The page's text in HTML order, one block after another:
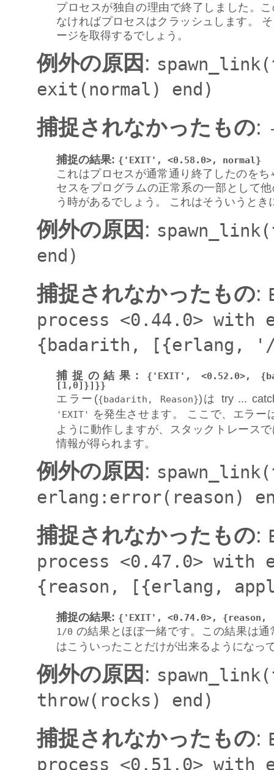
プロセスが独自の理由で終了しました。
なければプロセスはクラッシュします。
ージを取得するでしょう。
例外の原因 :
exit(normal)
end)
捕捉されなかったもの:
捕捉の結果: {'EXIT', <0.58.0>, normal}
これはプロセスが通常通り終了したのを
セスをプログラムの正常系の一部として
う時があるでしょう。 これはそういうとき
例外の原因 :
end)
捕捉されなかったもの:
process <0.44.0> with
{badarith,
[{erlang,
捕捉の結果 : {'EXIT', <0.52.0>,
[1,0]}]}}
エラー({badarith, Reason})は try ...
'EXIT'
を発生させます。 ここで、エラー
ように動作しますが、スタックトレース
情報が得られます。
例外の原因 :
erlang:error(reason)
捕捉されなかったもの:
process <0.47.0> with
{reason,
[{erlang,
捕捉の結果: {'EXIT', <0.74.0>, {reason,
1/0 の結果とほぼ一緒です。この結果は
はこういったことだけが出来るようになっ
例外の原因 :
throw(rocks)
end)
捕捉されなかったもの:
process <0.51.0> with